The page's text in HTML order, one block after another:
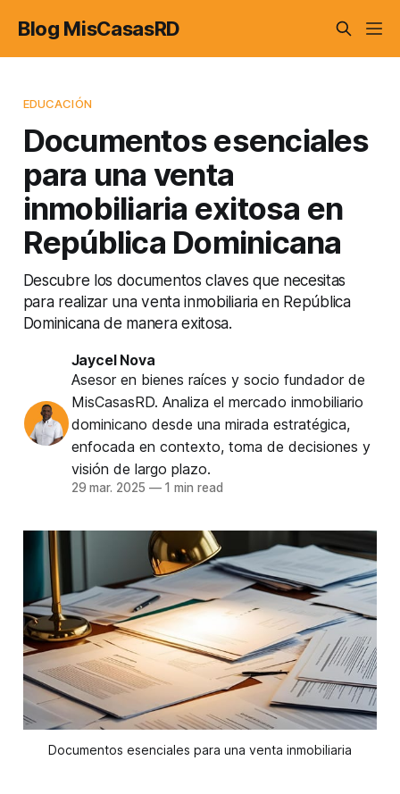
Blog MisCasasRD
EDUCACIÓN
Documentos esenciales
para una venta
inmobiliaria exitosa en
República Dominicana
Descubre los documentos claves que necesitas
para realizar una venta inmobiliaria en República
Dominicana de manera exitosa.
Jaycel Nova
Asesor en bienes raíces y socio fundador de
MisCasasRD. Analiza el mercado inmobiliario
dominicano desde una mirada estratégica,
enfocada en contexto, toma de decisiones y
visión de largo plazo.
29 mar. 2025 —1 min read
Documentos esenciales para una venta inmobiliaria